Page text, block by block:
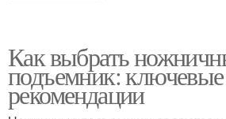
Как выбрать
подъемник:
рекомендации